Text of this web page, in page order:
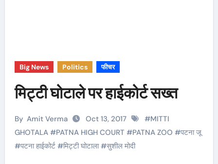
Big News Politics फीचर
मिट्टी घोटाले पर हाईकोर्ट सख्त
By Amit Verma Oct 13, 2017 #MITTI
GHOTALA#PATNA HIGH COURT #PATNA ZOO #पटना जू
#पटना हाईकोर्ट#मिट्टी घोटाला#सुशील मोदी